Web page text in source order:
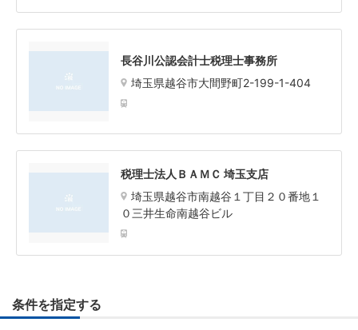
長谷川公認会計士税理士事務所
埼玉県越谷市大間野町2-199-1-404
税理士法人ＢＡＭＣ 埼玉支店
埼玉県越谷市南越谷１丁目２０番地１
０三井生命南越谷ビル
条件を指定する